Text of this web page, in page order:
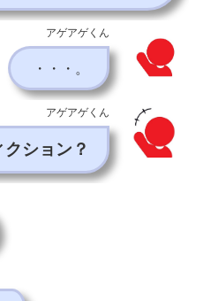
アゲアゲくん
・・・。
アゲアゲくん
ション？